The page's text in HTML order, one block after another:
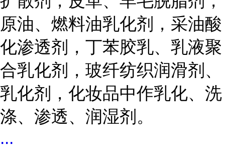
原油、燃料油乳化剂，采油酸
化渗透剂，丁苯胶乳、乳液聚
合乳化剂，玻纤纺织润滑剂、
乳化剂，化妆品中作乳化、洗
涤、渗透、润湿剂。
...